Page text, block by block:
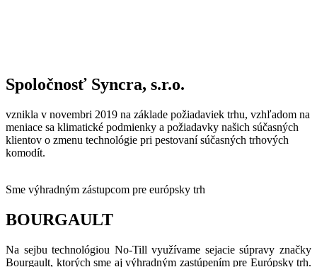
Spoločnosť Syncra, s.r.o.
vznikla v novembri 2019 na základe požiadaviek trhu, vzhľadom na
meniace sa klimatické podmienky a požiadavky našich súčasných
klientov o zmenu technológie pri pestovaní súčasných trhových
komodít.
Sme výhradným zástupcom pre európsky trh
BOURGAULT
Na sejbu technológiou No-Till využívame sejacie súpravy značky
Bourgault, ktorých sme aj výhradným zastúpením pre Európsky trh.